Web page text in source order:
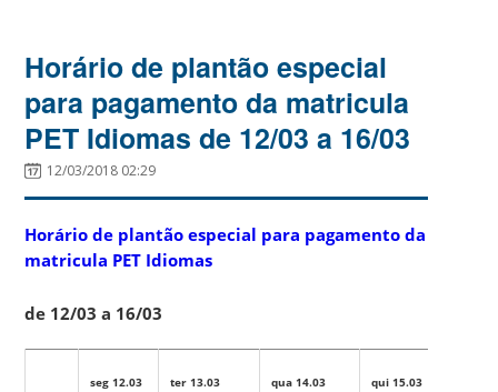
Horário de plantão especial
para pagamento da matricula
PET Idiomas de 12/03 a 16/03
12/03/2018 02:29
Horário de plantão especial para pagamento da
matricula PET Idiomas
de 12/03 a 16/03
seg 12.03 ter 13.03 qua 14.03 qui 15.03